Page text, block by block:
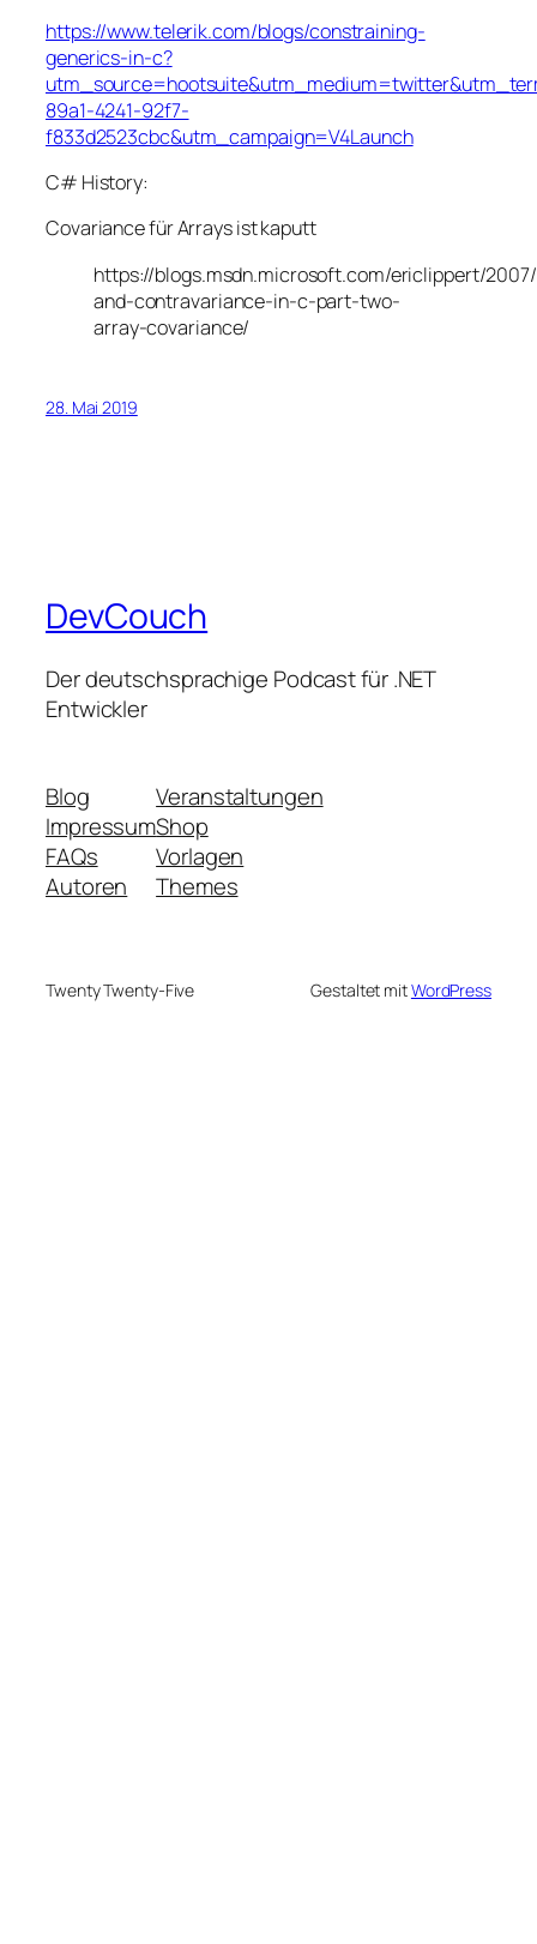
https://www.telerik.com/blogs/constraining-
generics-in-c?
89a1-4241-92f7-
f833d2523cbc&utm_campaign=V4Launch
C# History:
Covariance für Arrays ist kaputt
https://blogs.msdn.microsoft.com/ericlippert/
and-contravariance-in-c-part-two-
array-covariance/
28. Mai 2019
DevCouch
Der deutschsprachige Podcast für .NET
Entwickler
Blog
Impressum
FAQs
Autoren
Veranstaltungen
Shop
Vorlagen
Themes
Twenty Twenty-Five Gestaltet mitWordPress